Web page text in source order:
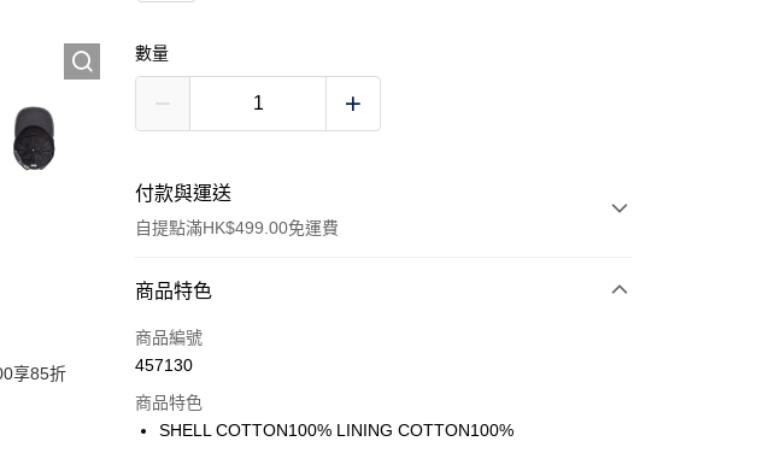
享85折
數量
付款與運送
自提點滿HK$499.00免運費
付款方式
信用卡
Google Pay
商品特色
商品編號
457130
商品特色
SHELL COTTON100% LINING COTTON100%